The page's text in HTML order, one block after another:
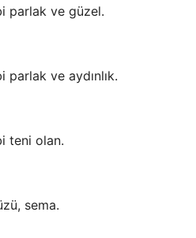
parlak ve güzel.
parlak ve aydınlık.
teni olan.
sema.